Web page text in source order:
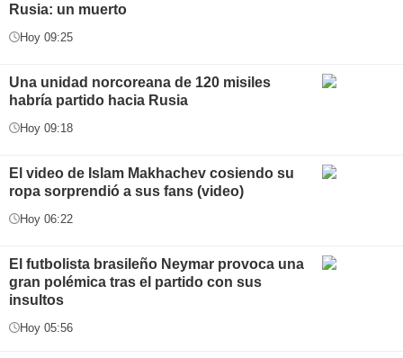
Rusia: un muerto
Hoy 09:25
Una unidad norcoreana de 120 misiles
habría partido hacia Rusia
Hoy 09:18
El video de Islam Makhachev cosiendo su
ropa sorprendió a sus fans (video)
Hoy 06:22
El futbolista brasileño Neymar provoca una
gran polémica tras el partido con sus
insultos
Hoy 05:56